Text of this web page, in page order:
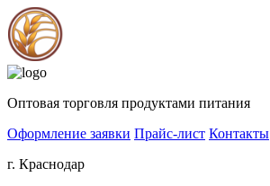
Оптовая торговля продуктами питания
Оформление заявки Прайс-лист Контакты
г. Краснодар